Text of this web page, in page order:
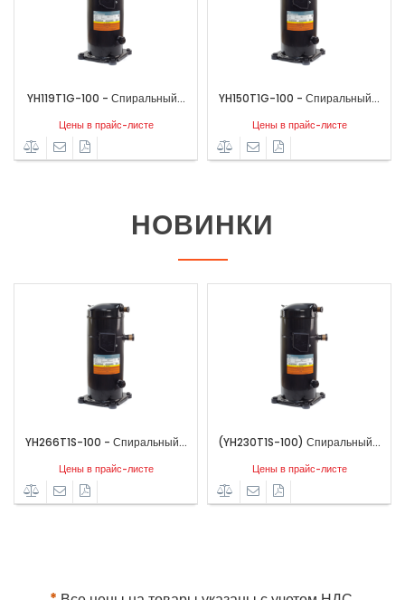
- Спиральный...
прайс-листе
YH150T1G-100 - Спиральный...
Цены в прайс-листе
(YH69T1G-
НОВИНКИ
YH266T1S-100 - Спиральный...
Цены в прайс-листе
(YH230T1S-100) Спиральный...
Цены в прайс-листе